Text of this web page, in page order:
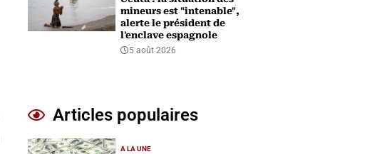
mineurs est "intenable",
alerte le président de
l'enclave espagnole
5 août 2026
Articles populaires
A LA UNE